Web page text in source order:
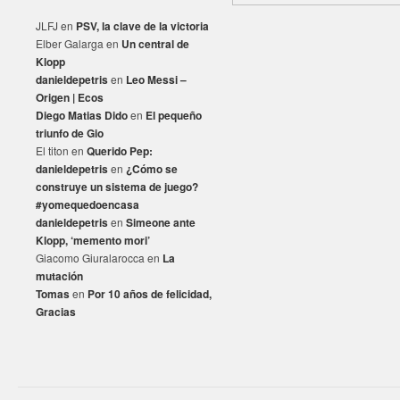
JLFJ en PSV, la clave de la victoria
Elber Galarga en Un central de
Klopp
danieldepetrisen Leo Messi –
Origen | Ecos
Diego Matias Didoen El pequeño
triunfo de Gio
El titon en Querido Pep:
danieldepetrisen ¿Cómo se
construye un sistema de juego?
#yomequedoencasa
danieldepetrisen Simeone ante
Klopp, ‘memento mori’
Giacomo Giuralarocca en La
mutación
Tomasen Por 10 años de felicidad,
Gracias